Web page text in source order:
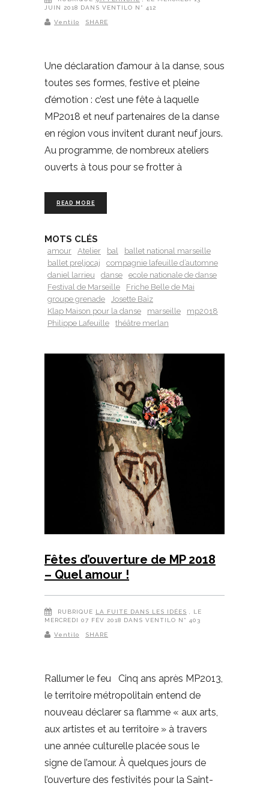
JUIN 2018 DANS VENTILO N° 412
Ventilo SHARE
Une déclaration d’amour à la danse, sous
toutes ses formes, festive et pleine
d’émotion : c’est une fête à laquelle
MP2018 et neuf partenaires de la danse
en région vous invitent durant neuf jours.
Au programme, de nombreux ateliers
ouverts à tous pour se frotter à
READ MORE
MOTS CLÉS
amour Atelier bal
ballet national marseille
ballet preljocaj
compagnie lafeuille d’automne
daniel larrieu
danse
ecole nationale de danse
Festival de Marseille
Friche Belle de Mai
groupe grenade
Josette Baïz
Klap Maison pour la danse
marseille
mp2018
Philippe Lafeuille
théâtre merlan
Fêtes d’ouverture de MP 2018
– Quel amour !
RUBRIQUE LA FUITE DANS LES IDÉES
, LE
MERCREDI 07 FÉV 2018 DANS VENTILO N° 403
Ventilo SHARE
Rallumer le feu Cinq ans après MP2013,
le territoire métropolitain entend de
nouveau déclarer sa flamme « aux arts,
aux artistes et au territoire » à travers
une année culturelle placée sous le
signe de l’amour. À quelques jours de
l’ouverture des festivités pour la Saint-